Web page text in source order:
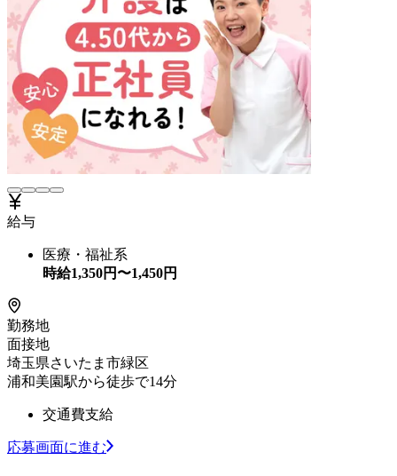
給与
医療・福祉系
時給1,350円〜1,450円
勤務地
面接地
埼玉県さいたま市緑区
浦和美園駅から徒歩で14分
交通費支給
応募画面に進む